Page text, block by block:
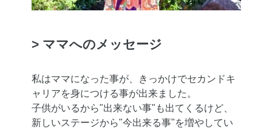
> ママへのメッセージ
私はママになった事が、きっかけでセカンドキ
ャリアを身につける事が出来ました。
子供がいるから"出来ない事"も出てくるけど、
新しいステージから"今出来る事"を増やしてい